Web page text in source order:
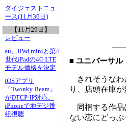
ダイジェストニュ
ース(11月30日)
【11月29日】
レビュー
au、iPad miniと第4
世代iPadの4G LTE
モデル価格を決定
iOSアプリ
「Twonky Beam」
がDTCP-IP対応。
iPhoneで地デジ番
組視聴
■ ユニバーサル
きれそうなわ
り、店頭在庫が
同梱する作品
ない恋にどっ